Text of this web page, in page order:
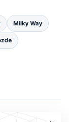
Milky Way